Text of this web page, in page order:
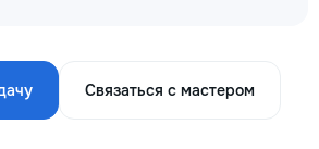
Связаться с мастером